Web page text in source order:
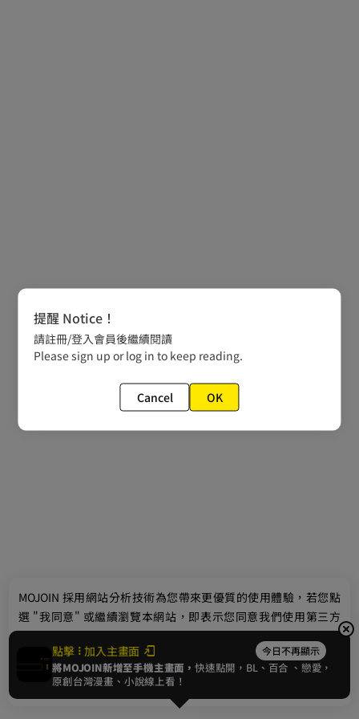
點擊 加入主畫面 今日不再顯示
將MOJOIN新增至手機主畫面，快速點開，BL、 百合 、戀愛，
原創台灣漫畫、小說線上看！
MOJOIN 採用網站分析技術為您帶來更優質的使用體驗，若您點
選 "我同意" 或繼續瀏覽本網站，即表示您同意我們使用第三方
Cookie，欲瞭解更多資訊請見隱私權政策。
我同意
提醒 Notice！
請註冊/登入會員後繼續閱讀
Please sign up or log in to keep reading.
Cancel OK